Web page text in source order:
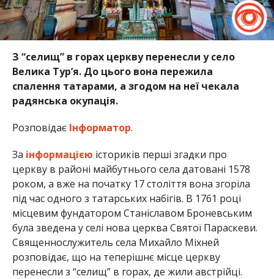
З “селищ” в горах церкву перенесли у село
Велика Тур’я. До цього вона пережила
спалення татарами, а згодом на неї чекала
радянська окупація.
Розповідає Інформатор.
За інформацією істориків перші згадки про
церкву в районі майбутнього села датовані 1578
роком, а вже на початку 17 століття вона згоріла
під час одного з татарських набігів. В 1761 році
місцевим фундатором Станіславом Броневським
була зведена у селі нова церква Святої Параскеви.
Священнослужитель села Михайло Міхней
розповідає, що на теперішнє місце церкву
перенесли з “селищ” в горах, де жили австрійці.